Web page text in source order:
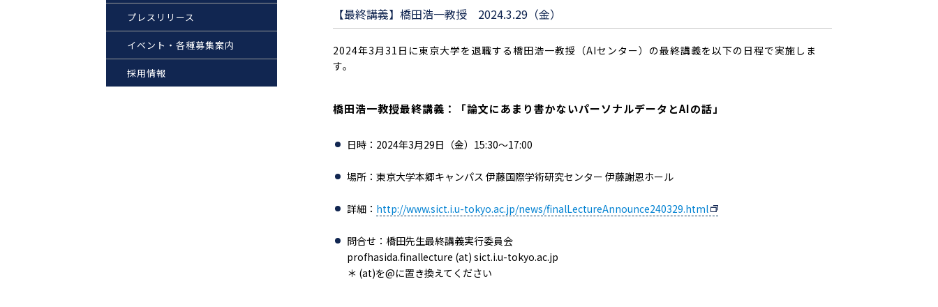
【最終講義】橋田浩一教授 2024.3.29（金）
2024年3月31日に東京大学を退職する橋田浩一教授（AIセンター）の最終講義を以下の日程で実施しま
す。
橋田浩一教授最終講義：「論文にあまり書かないパーソナルデータとAIの話」
日時：2024年3月29日（金）15:30～17:00
場所：東京大学本郷キャンパス 伊藤国際学術研究センター 伊藤謝恩ホール
詳細： http://www.sict.i.u-tokyo.ac.jp/news/finalLectureAnnounce240329.html
問合せ：橋田先生最終講義実行委員会
profhasida.finallecture (at) sict.i.u-tokyo.ac.jp
＊ (at)を@に置き換えてください
プレスリリース
イベント・各種募集案内
採用情報